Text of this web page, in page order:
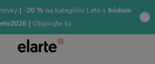
| -20 % na kategóriu Leto s kódom
| Objavujte tu